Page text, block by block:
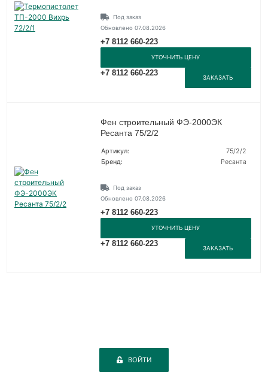
Под заказ
Обновлено 07.08.2026
+7 8112 660-223
УТОЧНИТЬ ЦЕНУ
+7 8112 660-223
ЗАКАЗАТЬ
Фен строительный ФЭ-2000ЭК
Ресанта 75/2/2
Артикул:
75/2/2
Бренд:
Ресанта
Под заказ
Обновлено 07.08.2026
+7 8112 660-223
УТОЧНИТЬ ЦЕНУ
+7 8112 660-223
ЗАКАЗАТЬ
ВОЙТИ